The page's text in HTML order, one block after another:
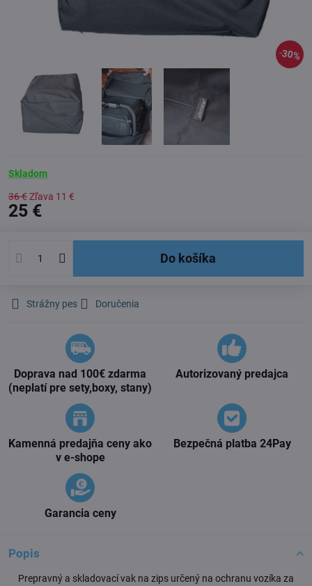
30%
Skladom
36 €Zľava 11 €
25 €
Do košíka
Strážny pes Doručenia
Doprava nad 100€ zdarma
(neplatí pre sety,boxy, stany)
Autorizovaný predajca
Kamenná predajňa ceny ako
v e-shope
Bezpečná platba 24Pay
Garancia ceny
Popis
Prepravný a skladovací vak na zips určený na ochranu vozíka za